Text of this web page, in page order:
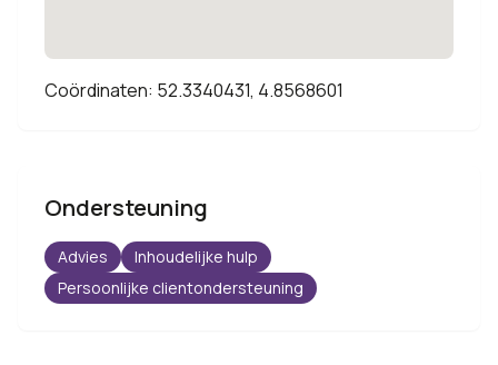
Coördinaten: 52.3340431, 4.8568601
Ondersteuning
Advies
Inhoudelijke hulp
Persoonlijke clientondersteuning